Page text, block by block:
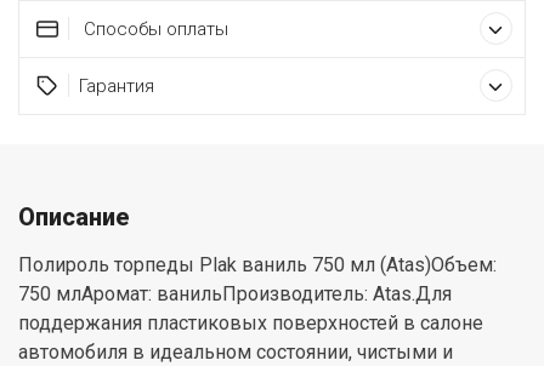
Способы оплаты
Гарантия
Описание
Полироль торпеды Plak ваниль 750 мл (Atas)Объем:
750 млАромат: ванильПроизводитель: Atas.Для
поддержания пластиковых поверхностей в салоне
автомобиля в идеальном состоянии, чистыми и